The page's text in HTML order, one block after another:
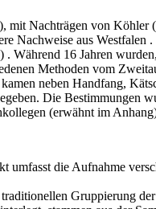
mit Nachträgen von Köhler
Nachweise aus Westfalen
Während 16 Jahren
Methoden vom
neben Handfang,
Die Bestim­mungen
(erwähnt im
umfasst die Aufnahme
Gruppierung